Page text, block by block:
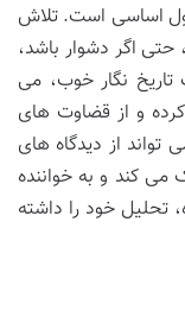
اساسی است. تلاش
اگر دشوار باشد،
نگار خوب، می
و از قضاوت های
تواند از دیدگاه های
کند و به خواننده
تحلیل خود را داشته